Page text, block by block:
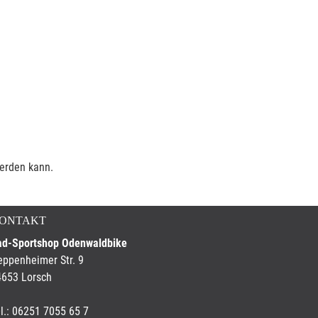
kann.
Sportshop Odenwaldbike
Str. 9
Lorsch
06251 7055 65 7